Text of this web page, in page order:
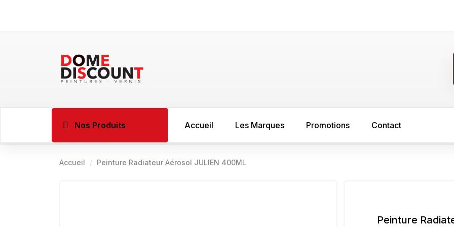
Nos Produits
BOIS
Accueil Les Marques Promotions Contact
Accueil Peinture Radiateur Aérosol JULIEN 400ML
Peinture